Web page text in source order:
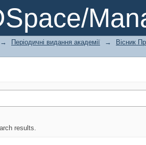
→ Періодичні видання академії →
Вісник
results.